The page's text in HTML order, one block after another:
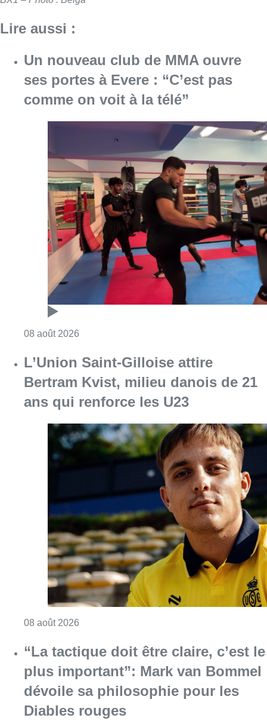
Lire aussi :
Un nouveau club de MMA ouvre
ses portes à Evere : “C’est pas
comme on voit à la télé”
08 août 2026
L’Union Saint-Gilloise attire
Bertram Kvist, milieu danois de 21
ans qui renforce les U23
08 août 2026
“La tactique doit être claire, c’est le
plus important”: Mark van Bommel
dévoile sa philosophie pour les
Diables rouges